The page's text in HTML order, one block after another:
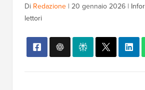
Di Redazione | 20 gennaio 2026 |
lettori